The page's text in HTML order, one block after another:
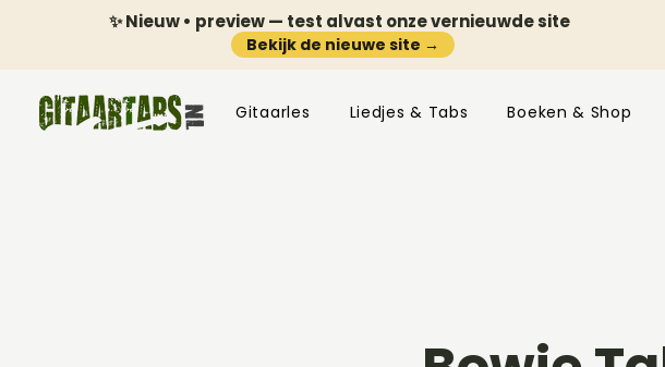
✨ Nieuw • preview — test alvast onze vernieuwde site
Bekijk de nieuwe site →
Gitaarles Liedjes & Tabs Boeken & Shop